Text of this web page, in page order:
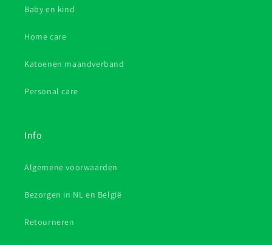
Baby en kind
Home care
Katoenen maandverband
Personal care
Info
Algemene voorwaarden
Bezorgen in NL en België
Retourneren